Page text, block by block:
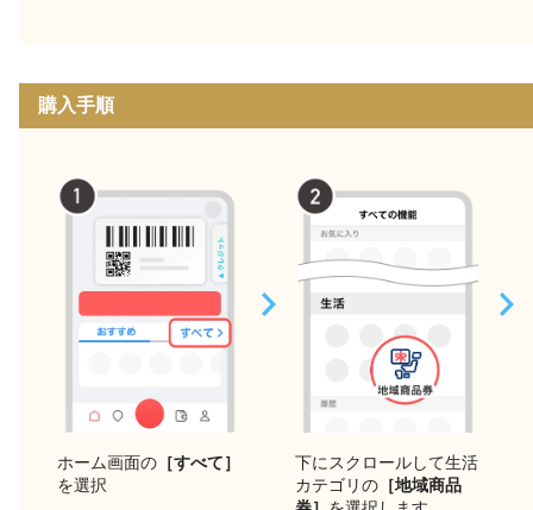
購入手順
ホーム画面の ［すべて］
を選択
下にスクロールして生活
カテゴリの ［地域商品